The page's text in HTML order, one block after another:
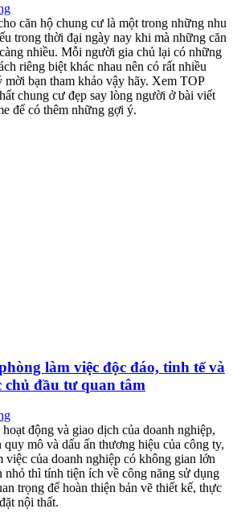
căn hộ chung cư là một trong những nhu
trong thời đại ngày nay khi mà những căn
nhiều. Mỗi người gia chủ lại có những
riêng biệt khác nhau nên có rất nhiều
mời bạn tham khảo vậy hãy. Xem TOP
chung cư đẹp say lòng người ở bài viết
để có thêm những gợi ý.
làm việc độc đáo, tinh tế và
chủ đầu tư quan tâm
động và giao dịch của doanh nghiệp,
quy mô và dấu ấn thương hiệu của công ty,
việc của doanh nghiệp có không gian lớn
nhỏ thì tính tiện ích về công năng sử dụng
trọng để hoàn thiện bản vẽ thiết kế, thực
nội thất.